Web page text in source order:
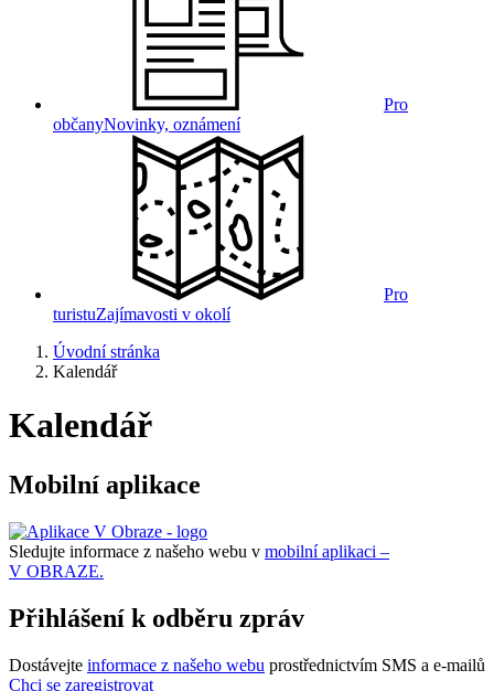
Pro
občanyNovinky, oznámení
Pro
turistuZajímavosti v okolí
Úvodní stránka
Kalendář
Kalendář
Mobilní aplikace
Sledujte informace z našeho webu v mobilní aplikaci –
V OBRAZE.
Přihlášení k odběru zpráv
Dostávejte informace z našeho webu prostřednictvím SMS a e-mailů
Chci se zaregistrovat